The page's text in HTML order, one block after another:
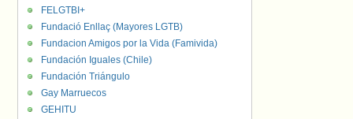
FELGTBI+
Fundació Enllaç (Mayores LGTB)
Fundacion Amigos por la Vida (Famivida)
Fundación Iguales (Chile)
Fundación Triángulo
Gay Marruecos
GEHITU